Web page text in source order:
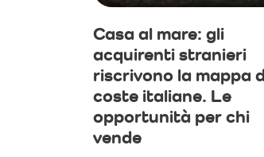
Casa al mare: gli
acquirenti stranieri
riscrivono la mappa
coste italiane. Le
opportunità per chi
vende